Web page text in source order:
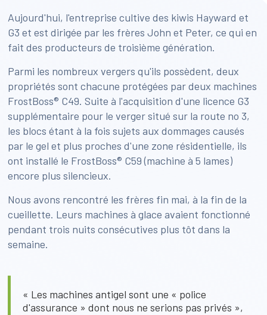
Aujourd'hui, l'entreprise cultive des kiwis Hayward et
G3 et est dirigée par les frères John et Peter, ce qui en
fait des producteurs de troisième génération.
Parmi les nombreux vergers qu'ils possèdent, deux
propriétés sont chacune protégées par deux machines
FrostBoss® C49. Suite à l'acquisition d'une licence G3
supplémentaire pour le verger situé sur la route no 3,
les blocs étant à la fois sujets aux dommages causés
par le gel et plus proches d'une zone résidentielle, ils
ont installé le FrostBoss® C59 (machine à 5 lames)
encore plus silencieux.
Nous avons rencontré les frères fin mai, à la fin de la
cueillette. Leurs machines à glace avaient fonctionné
pendant trois nuits consécutives plus tôt dans la
semaine.
« Les machines antigel sont une « police
d'assurance » dont nous ne serions pas privés »,